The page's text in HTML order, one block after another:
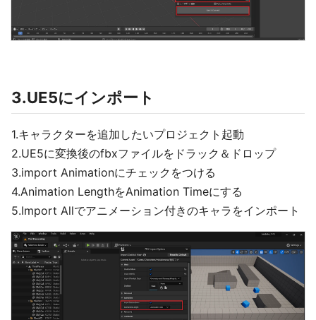
3.UE5にインポート
1.キャラクターを追加したいプロジェクト起動
2.UE5に変換後のfbxファイルをドラック＆ドロップ
3.import Animationにチェックをつける
4.Animation LengthをAnimation Timeにする
5.Import Allでアニメーション付きのキャラをインポート